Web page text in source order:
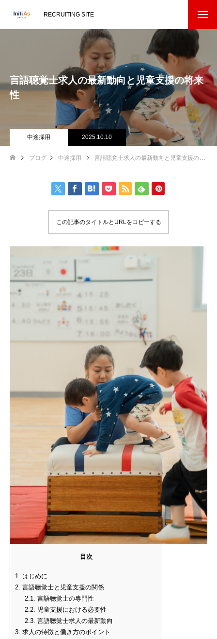
RECRUITING SITE
言語聴覚士求人の最新動向と児童支援の将来
性
中途採用 2025.10.10
ブログ 中途採用 言語聴覚士求人の最新動向と児童支援の将来性
この記事のタイトルとURLをコピーする
目次
1. はじめに
2. 言語聴覚士と児童支援の関係
2.1. 言語聴覚士の専門性
2.2. 児童支援における必要性
2.3. 言語聴覚士求人の最新動向
3. 求人の特徴と働き方のポイント